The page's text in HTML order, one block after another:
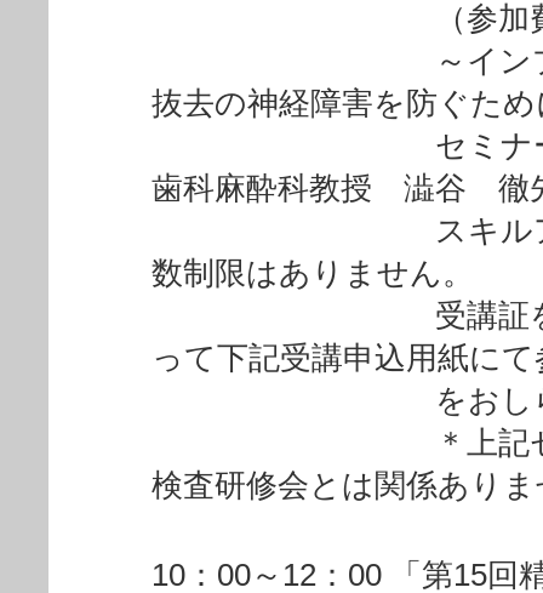
（参加費無
～インプラント
抜去の神経障害を防ぐた
セミナーリー
歯科麻酔科教授 澁谷 徹
スキルアップ
数制限はありません。
受講証を発行し
って下記受講申込用紙にて
をおしらせく
＊上記セミナー
検査研修会とは関係あり
10：00～12：00 「第15回